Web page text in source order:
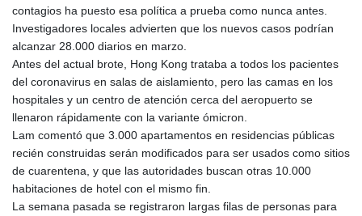
contagios ha puesto esa política a prueba como nunca antes.
Investigadores locales advierten que los nuevos casos podrían
alcanzar 28.000 diarios en marzo.
Antes del actual brote, Hong Kong trataba a todos los pacientes
del coronavirus en salas de aislamiento, pero las camas en los
hospitales y un centro de atención cerca del aeropuerto se
llenaron rápidamente con la variante ómicron.
Lam comentó que 3.000 apartamentos en residencias públicas
recién construidas serán modificados para ser usados como sitios
de cuarentena, y que las autoridades buscan otras 10.000
habitaciones de hotel con el mismo fin.
La semana pasada se registraron largas filas de personas para